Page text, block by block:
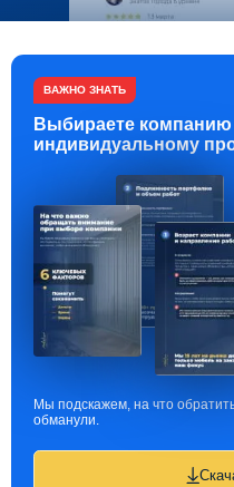
ВАЖНО ЗНАТЬ
Выбираете компанию
индивидуальному
Мы подскажем, на что
обманули.